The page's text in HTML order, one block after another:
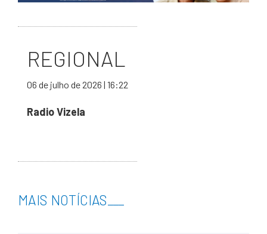
REGIONAL
06 de julho de 2026 | 16:22
Radio Vizela
MAIS NOTÍCIAS